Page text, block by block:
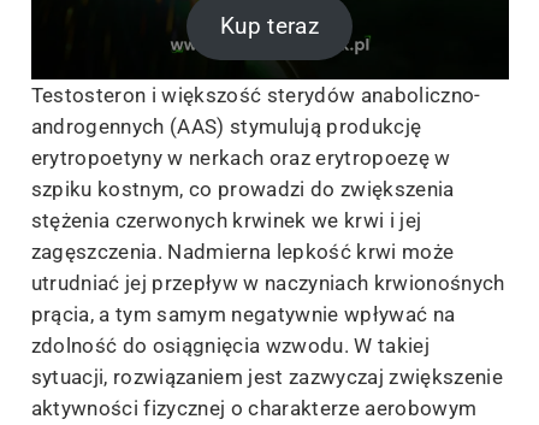
Kup teraz
Testosteron i większość sterydów anaboliczno-
androgennych (AAS) stymulują produkcję
erytropoetyny w nerkach oraz erytropoezę w
szpiku kostnym, co prowadzi do zwiększenia
stężenia czerwonych krwinek we krwi i jej
zagęszczenia. Nadmierna lepkość krwi może
utrudniać jej przepływ w naczyniach krwionośnych
prącia, a tym samym negatywnie wpływać na
zdolność do osiągnięcia wzwodu. W takiej
sytuacji, rozwiązaniem jest zazwyczaj zwiększenie
aktywności fizycznej o charakterze aerobowym